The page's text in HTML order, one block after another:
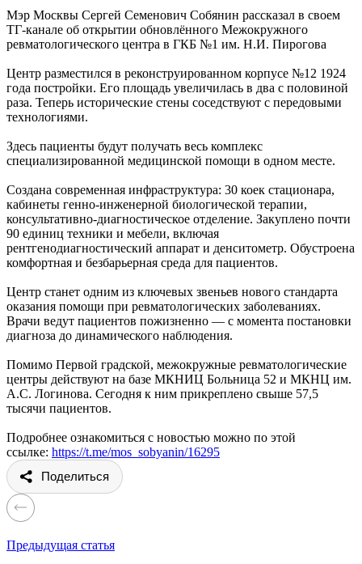
Мэр Москвы Сергей Семенович Собянин рассказал в своем
ТГ-канале об открытии обновлённого Межокружного
ревматологического центра в ГКБ №1 им. Н.И. Пирогова
Центр разместился в реконструированном корпусе №12 1924
года постройки. Его площадь увеличилась в два с половиной
раза. Теперь исторические стены соседствуют с передовыми
технологиями.
Здесь пациенты будут получать весь комплекс
специализированной медицинской помощи в одном месте.
Создана современная инфраструктура: 30 коек стационара,
кабинеты генно-инженерной биологической терапии,
консультативно-диагностическое отделение. Закуплено почти
90 единиц техники и мебели, включая
рентгенодиагностический аппарат и денситометр. Обустроена
комфортная и безбарьерная среда для пациентов.
Центр станет одним из ключевых звеньев нового стандарта
оказания помощи при ревматологических заболеваниях.
Врачи ведут пациентов пожизненно — с момента постановки
диагноза до динамического наблюдения.
Помимо Первой градской, межокружные ревматологические
центры действуют на базе МКНИЦ Больница 52 и МКНЦ им.
А.С. Логинова. Сегодня к ним прикреплено свыше 57,5
тысячи пациентов.
Подробнее ознакомиться с новостью можно по этой
ссылке: https://t.me/mos_sobyanin/16295
Поделиться
Предыдущая статья